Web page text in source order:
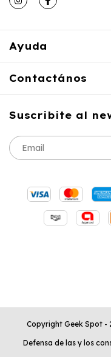
Ayuda
Contactános
Suscribite al
Copyright Geek Spot -
Defensa de las y los